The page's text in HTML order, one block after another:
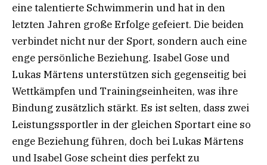
eine talentierte Schwimmerin und hat in den
letzten Jahren große Erfolge gefeiert. Die beiden
verbindet nicht nur der Sport, sondern auch eine
enge persönliche Beziehung. Isabel Gose und
Lukas Märtens unterstützen sich gegenseitig bei
Wettkämpfen und Trainingseinheiten, was ihre
Bindung zusätzlich stärkt. Es ist selten, dass zwei
Leistungssportler in der gleichen Sportart eine so
enge Beziehung führen, doch bei Lukas Märtens
und Isabel Gose scheint dies perfekt zu